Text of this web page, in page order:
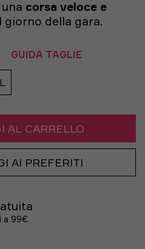
corsa veloce e
giorno della gara.
GUIDA TAGLIE
AL CARRELLO
AI PREFERITI
a 99€